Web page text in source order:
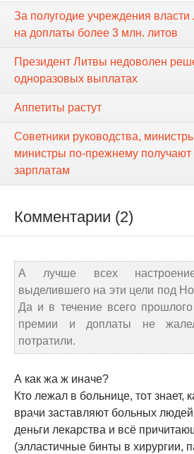
За полугодие учреждения
на доплаты более 3 млн. литов
Президент Литвы недоволен
одноразовых выплатах
Аппетиты растут
Советники руководства,
министры по-прежнему получают
зарплатам
Комментарии (2)
А лучше всех
выделившего на эти цели под
Да и в течение всего
премии и доплаты не
потратили.
А как жа ж иначе?
Кто лежал в больнице, тот знает,
врачи заставляют больных людей
деньги лекарства и всё
(элластичные бинты в хирургии,